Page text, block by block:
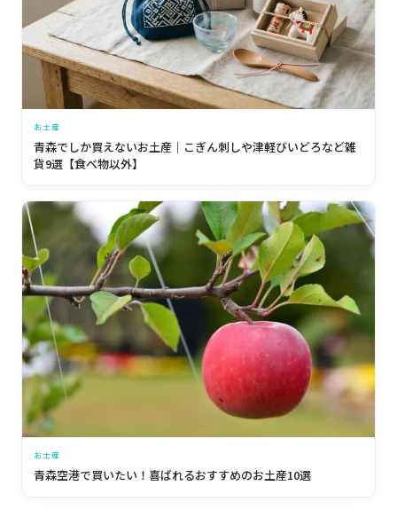
お土産
青森でしか買えないお土産｜こぎん刺しや津軽びいどろなど雑
貨9選【食べ物以外】
お土産
青森空港で買いたい！喜ばれるおすすめのお土産10選